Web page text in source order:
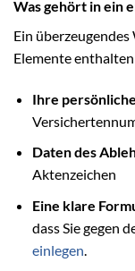
Was gehört in ein
Ein
Elemente
Ihre
Daten des
Aktenzeichen
Eine klare
dass Sie gegen
einlegen